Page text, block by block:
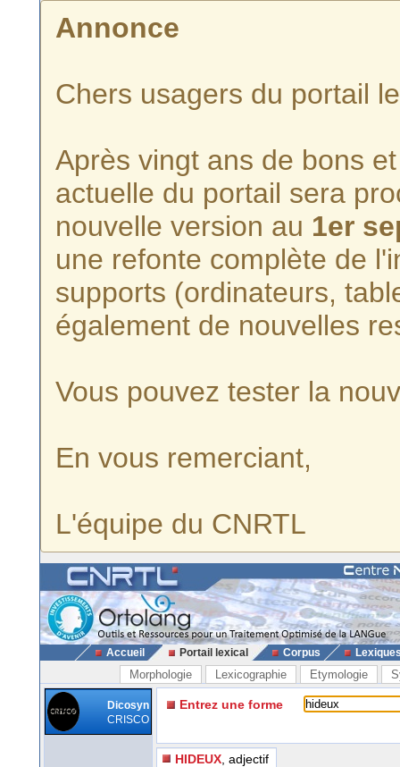
Annonce
Chers usagers du portail
Après vingt ans de bons
actuelle du portail sera
nouvelle version au 1er
une refonte complète de
supports (ordinateurs,
également de nouvelles
Vous pouvez tester la
En vous remerciant,
L'équipe du CNRTL
Accueil Portail lexical Corpus
Morphologie Lexicographie Etymologie
Dicosyn
CRISCO
Entrez une forme
HIDEUX , adjectif